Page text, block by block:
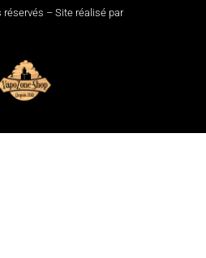
– Site réalisé par